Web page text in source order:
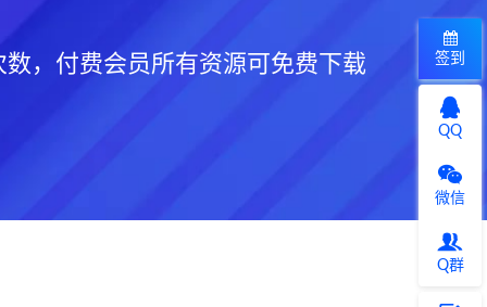
，付费会员所有资源可免费下载 签到
QQ
微信
Q群